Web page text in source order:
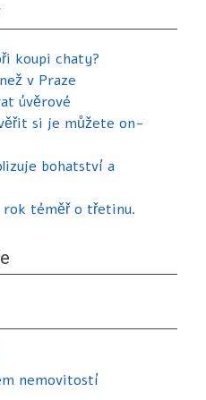
koupi chaty?
v Praze
úvěrové
si je můžete on-
bohatství a
rok téměř o třetinu.
nemovitostí